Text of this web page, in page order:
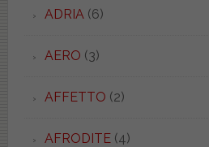
ADRIA(6)
AERO (3)
AFFETTO (2)
AFRODITE(4)